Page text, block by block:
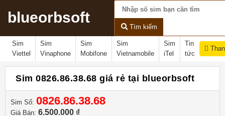
blueorbsoft
Tìm kiếm
Sim
Viettel
Sim
Vinaphone
Sim
Mobifone
Sim
Vietnamobile
Sim
iTel
Tin
tức
Sim 0826.86.38.68 giá rẻ tại blueorbsoft
Sim Số: 0826.86.38.68
Giá Bán: 6.500.000 ₫